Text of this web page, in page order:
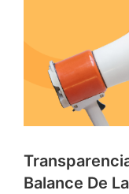
Balance De